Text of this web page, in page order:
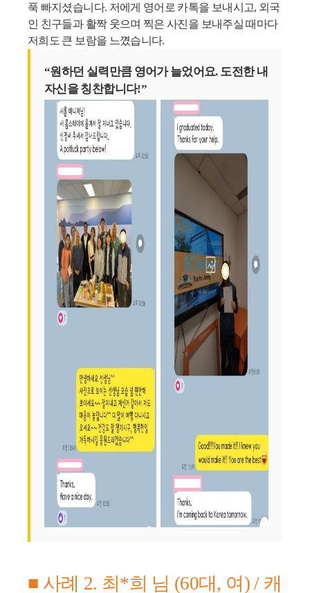
푹 빠지셨습니다. 저에게 영어로 카톡을 보내시고, 외국
인 친구들과 활짝 웃으며 찍은 사진을 보내주실 때마다
저희도 큰 보람을 느꼈습니다.
“원하던 실력만큼 영어가 늘었어요. 도전한 내
자신을 칭찬합니다!”
■ 사례 2. 최*희 님 (60대, 여) / 캐